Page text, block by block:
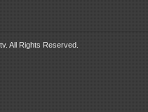
All Rights Reserved.